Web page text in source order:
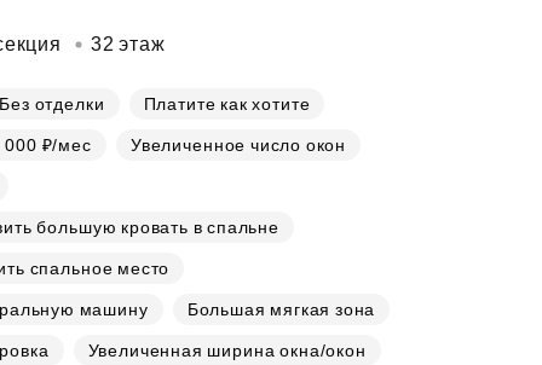
для роста
и ответы
на популярные вопросы
32 этаж
Без отделки Платите как хотите
000 ₽/мес Увеличенное число окон
большую кровать в спальне
спальное место
машину Большая мягкая зона
Увеличенная ширина окна/окон